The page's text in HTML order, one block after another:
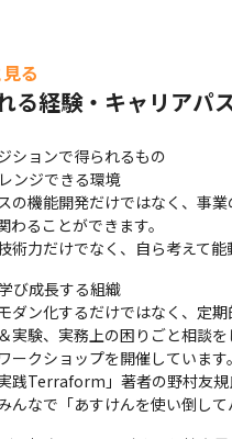
る
る経験・キャリアパ
ションで得られるもの
ンジできる環境
の機能開発だけではなく、事
わることができます。
術力だけでなく、自ら考えて
び成長する組織
ダン化するだけではなく、定
実験、実務上の困りごと相談
ークショップを開催していま
践Terraform」著者の野村友
んなで「あすけんを使い倒し